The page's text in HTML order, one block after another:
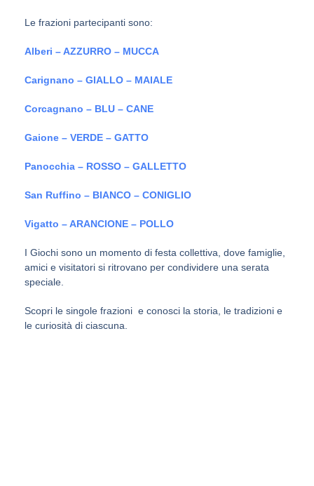
Le frazioni partecipanti sono:
Alberi – AZZURRO – MUCCA
Carignano – GIALLO – MAIALE
Corcagnano – BLU – CANE
Gaione – VERDE – GATTO
Panocchia – ROSSO – GALLETTO
San Ruffino – BIANCO – CONIGLIO
Vigatto – ARANCIONE – POLLO
I Giochi sono un momento di festa collettiva, dove famiglie,
amici e visitatori si ritrovano per condividere una serata
speciale.
Scopri le singole frazioni e conosci la storia, le tradizioni e
le curiosità di ciascuna.